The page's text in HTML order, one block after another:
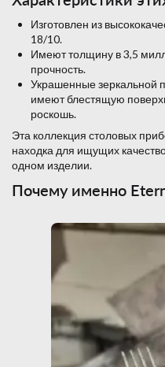
Изготовлен из
18/10.
Имеют толщину в 3,5
прочность.
Украшенные зеркальной
имеют блестящую
роскошь.
Эта коллекция столовых
находка для ищущих
одном изделии.
Почему именно